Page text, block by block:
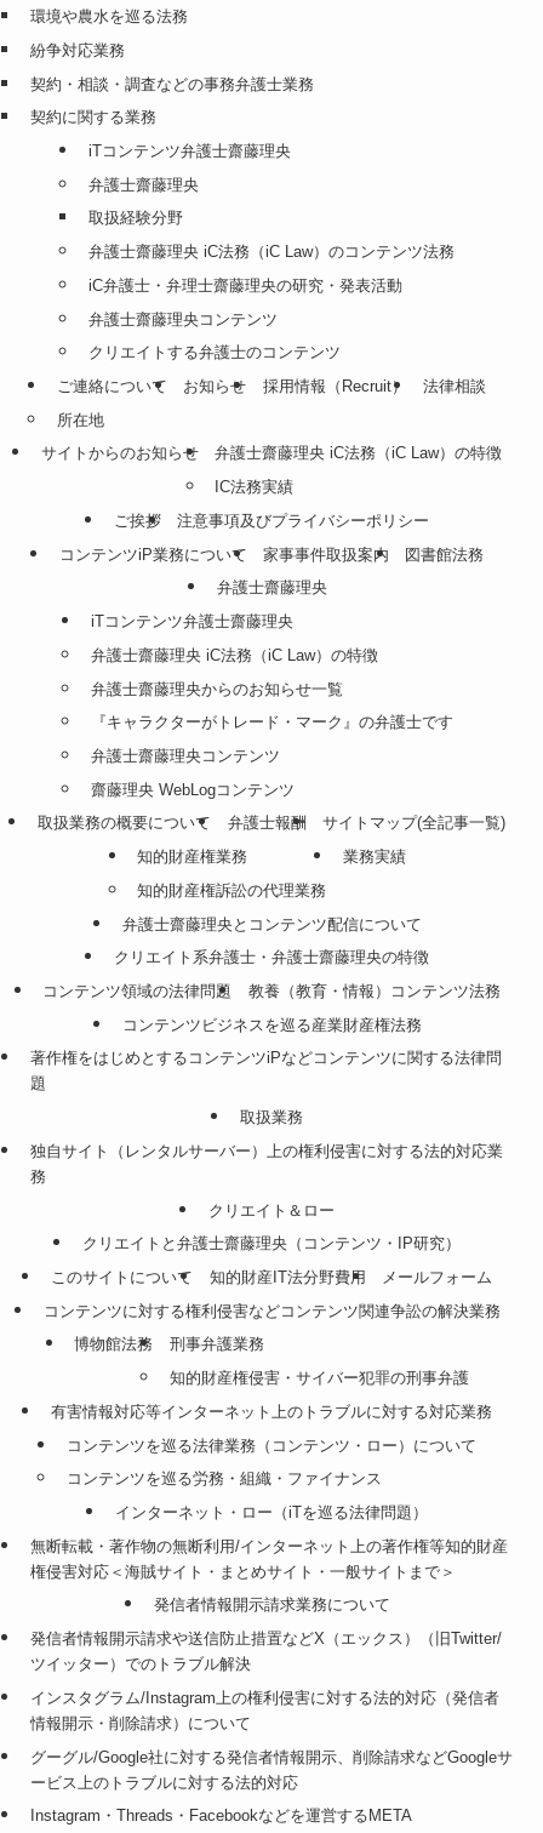
環境や農水を巡る法務
紛争対応業務
契約・相談・調査などの事務弁護士業務
契約に関する業務
iTコンテンツ弁護士齋藤理央
弁護士齋藤理央
取扱経験分野
弁護士齋藤理央 iC法務（iC Law）のコンテンツ法務
iC弁護士・弁理士齋藤理央の研究・発表活動
弁護士齋藤理央コンテンツ
クリエイトする弁護士のコンテンツ
ご連絡について
所在地
お知らせ 採用情報（Recruit） 法律相談
サイトからのお知らせ
弁護士齋藤理央 iC法務（iC Law）の特徴
IC法務実績
ご挨拶
注意事項及びプライバシーポリシー
コンテンツiP業務について
家事事件取扱案内
図書館法務
弁護士齋藤理央
iTコンテンツ弁護士齋藤理央
弁護士齋藤理央 iC法務（iC Law）の特徴
弁護士齋藤理央からのお知らせ一覧
『キャラクターがトレード・マーク』の弁護士です
弁護士齋藤理央コンテンツ
齋藤理央 WebLogコンテンツ
取扱業務の概要について
弁護士報酬
サイトマップ(全記事一覧)
知的財産権業務
知的財産権訴訟の代理業務
業務実績
弁護士齋藤理央とコンテンツ配信について
クリエイト系弁護士・弁護士齋藤理央の特徴
コンテンツ領域の法律問題
教養（教育・情報）コンテンツ法務
コンテンツビジネスを巡る産業財産権法務
著作権をはじめとするコンテンツiPなどコンテンツに関する法律問
題
取扱業務
独自サイト（レンタルサーバー）上の権利侵害に対する法的対応業
務
クリエイト＆ロー
クリエイトと弁護士齋藤理央（コンテンツ・IP研究）
このサイトについて
知的財産IT法分野費用
メールフォーム
コンテンツに対する権利侵害などコンテンツ関連争訟の解決業務
博物館法務
刑事弁護業務
知的財産権侵害・サイバー犯罪の刑事弁護
有害情報対応等インターネット上のトラブルに対する対応業務
コンテンツを巡る法律業務（コンテンツ・ロー）について
コンテンツを巡る労務・組織・ファイナンス
インターネット・ロー（iTを巡る法律問題）
無断転載・著作物の無断利用/インターネット上の著作権等知的財産
権侵害対応＜海賊サイト・まとめサイト・一般サイトまで＞
発信者情報開示請求業務について
発信者情報開示請求や送信防止措置などX（エックス）（旧Twitter/
ツイッター）でのトラブル解決
インスタグラム/Instagram上の権利侵害に対する法的対応（発信者
情報開示・削除請求）について
グーグル/Google社に対する発信者情報開示、削除請求などGoogleサ
ービス上のトラブルに対する法的対応
Instagram・Threads・Facebookなどを運営するMETA